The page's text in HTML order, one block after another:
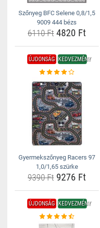
Szőnyeg BFC Selene 0,8/1,5
9009 444 bézs
6110 Ft 4820 Ft
ÚJDONSÁG KEDVEZMÉNY
Gyermekszőnyeg Racers 97
1,0/1,65 szürke
9390 Ft 9276 Ft
ÚJDONSÁG KEDVEZMÉNY